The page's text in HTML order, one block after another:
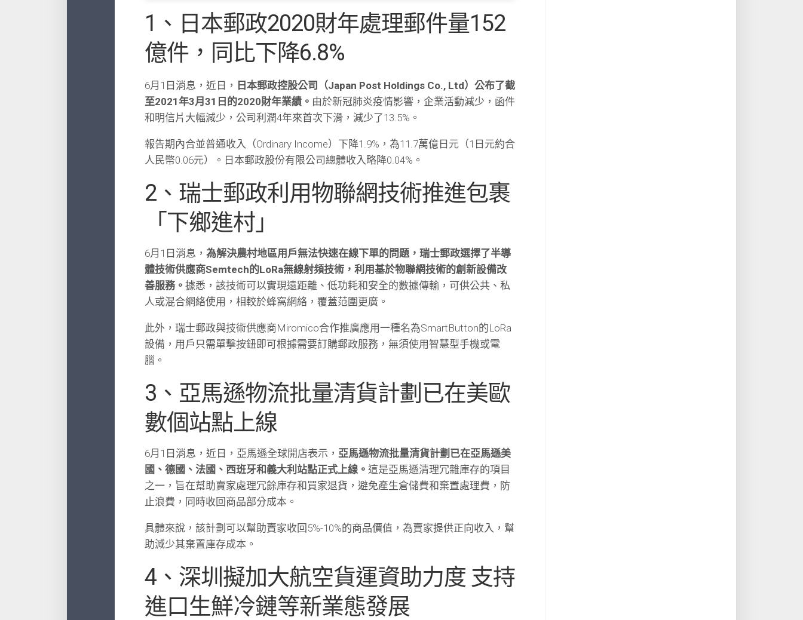
1、日本郵政2020財年處理郵件量152
億件，同比下降6.8%
6月1日消息，近日， 日本郵政控股公司（Japan Post Holdings Co., Ltd）公布了截
至2021年3月31日的2020財年業績。 由於新冠肺炎疫情影響，企業活動減少，函件
和明信片大幅減少，公司利潤4年來首次下滑，減少了13.5%。
報告期內合並普通收入（Ordinary Income）下降1.9%，為11.7萬億日元（1日元約合
人民幣0.06元）。日本郵政股份有限公司總體收入略降0.04%。
2、瑞士郵政利用物聯網技術推進包裹
「下鄉進村」
6月1日消息， 為解決農村地區用戶無法快速在線下單的問題，瑞士郵政選擇了半導
體技術供應商Semtech的LoRa無線射頻技術，利用基於物聯網技術的創新設備改
善服務。 據悉，該技術可以實現遠距離、低功耗和安全的數據傳輸，可供公共、私
人或混合網絡使用，相較於蜂窩網絡，覆蓋范圍更廣。
此外，瑞士郵政與技術供應商Miromico合作推廣應用一種名為SmartButton的LoRa
設備，用戶只需單擊按鈕即可根據需要訂購郵政服務，無須使用智慧型手機或電
腦。
3、亞馬遜物流批量清貨計劃已在美歐
數個站點上線
6月1日消息，近日，亞馬遜全球開店表示， 亞馬遜物流批量清貨計劃已在亞馬遜美
國、德國、法國、西班牙和義大利站點正式上線。 這是亞馬遜清理冗雜庫存的項目
之一，旨在幫助賣家處理冗餘庫存和買家退貨，避免產生倉儲費和棄置處理費，防
止浪費，同時收回商品部分成本。
具體來說，該計劃可以幫助賣家收回5%-10%的商品價值，為賣家提供正向收入，幫
助減少其棄置庫存成本。
4、深圳擬加大航空貨運資助力度 支持
進口生鮮冷鏈等新業態發展